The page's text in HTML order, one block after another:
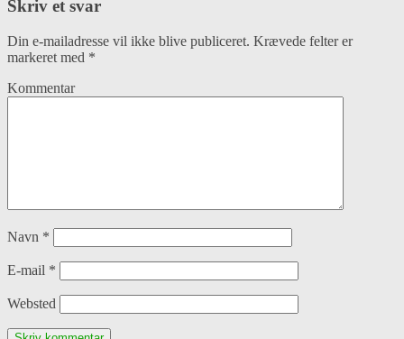
Skriv et svar
Din e-mailadresse vil ikke blive publiceret. Krævede felter er
markeret med *
Kommentar
Navn *
E-mail *
Websted